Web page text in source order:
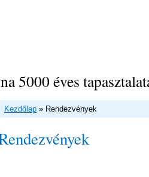
5000 éves
Kezdőlap » Rendezvények